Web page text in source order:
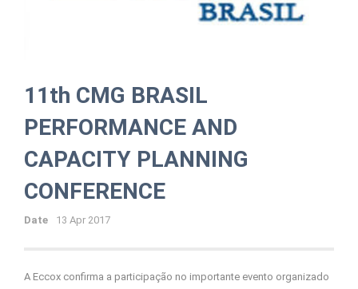
11th CMG BRASIL
PERFORMANCE AND
CAPACITY PLANNING
CONFERENCE
Date 13 Apr 2017
A Eccox confirma a participação no importante evento organizado